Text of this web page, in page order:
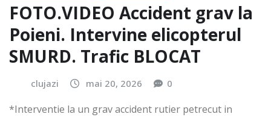
FOTO.VIDEO Accident grav la
Poieni. Intervine elicopterul
SMURD. Trafic BLOCAT
clujazi mai 20, 2026 0
*Interventie la un grav accident rutier petrecut in